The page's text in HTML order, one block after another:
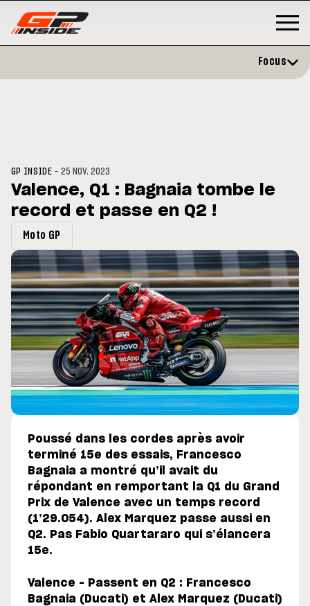
du GP de Grande-
MOTO GP
Focus
GP INSIDE -25 NOV. 2023
Valence, Q1 : Bagnaia tombe le
record et passe en Q2 !
Moto GP
Poussé dans les cordes après avoir
terminé 15e des essais, Francesco
Bagnaia a montré qu’il avait du
répondant en remportant la Q1 du Grand
Prix de Valence avec un temps record
(1’29.054). Alex Marquez passe aussi en
Q2. Pas Fabio Quartararo qui s’élancera
15e.
Valence – Passent en Q2 : Francesco
Bagnaia (Ducati) et Alex Marquez (Ducati)